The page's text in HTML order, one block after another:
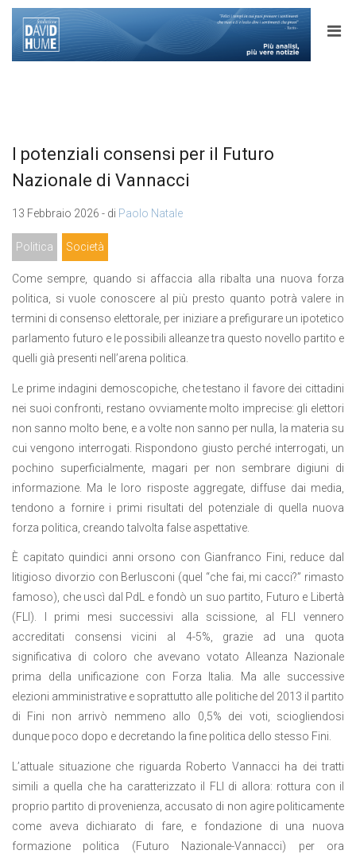
I potenziali consensi per il Futuro
Nazionale di Vannacci
13 Febbraio 2026 - di Paolo Natale
Politica Società
Come sempre, quando si affaccia alla ribalta una nuova forza
politica, si vuole conoscere al più presto quanto potrà valere in
termini di consenso elettorale, per iniziare a prefigurare un ipotetico
parlamento futuro e le possibili alleanze tra questo novello partito e
quelli già presenti nell’arena politica.
Le prime indagini demoscopiche, che testano il favore dei cittadini
nei suoi confronti, restano ovviamente molto imprecise: gli elettori
non sanno molto bene, e a volte non sanno per nulla, la materia su
cui vengono interrogati. Rispondono giusto perché interrogati, un
pochino superficialmente, magari per non sembrare digiuni di
informazione. Ma le loro risposte aggregate, diffuse dai media,
tendono a fornire i primi risultati del potenziale di quella nuova
forza politica, creando talvolta false aspettative.
È capitato quindici anni orsono con Gianfranco Fini, reduce dal
litigioso divorzio con Berlusconi (quel “che fai, mi cacci?” rimasto
famoso), che uscì dal PdL e fondò un suo partito, Futuro e Libertà
(FLI). I primi mesi successivi alla scissione, al FLI vennero
accreditati consensi vicini al 4-5%, grazie ad una quota
significativa di coloro che avevano votato Alleanza Nazionale
prima della unificazione con Forza Italia. Ma alle successive
elezioni amministrative e soprattutto alle politiche del 2013 il partito
di Fini non arrivò nemmeno allo 0,5% dei voti, sciogliendosi
dunque poco dopo e decretando la fine politica dello stesso Fini.
L’attuale situazione che riguarda Roberto Vannacci ha dei tratti
simili a quella che ha caratterizzato il FLI di allora: rottura con il
proprio partito di provenienza, accusato di non agire politicamente
come aveva dichiarato di fare, e fondazione di una nuova
formazione politica (Futuro Nazionale-Vannacci) per ora